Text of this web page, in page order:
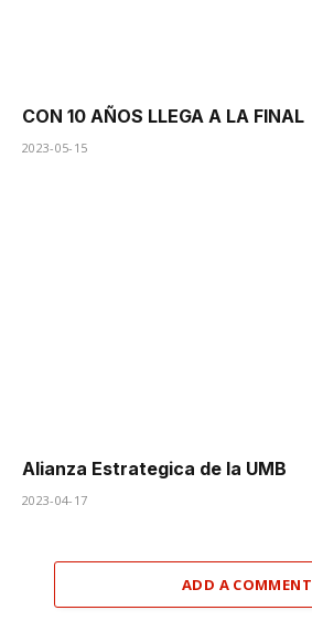
CON 10 AÑOS LLEGA A LA FINAL
2023-05-15
Alianza Estrategica de la UMB
2023-04-17
ADD A COMMENT